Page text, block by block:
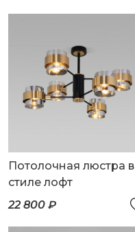
Потолочная люстра в
стиле лофт
22 800 ₽